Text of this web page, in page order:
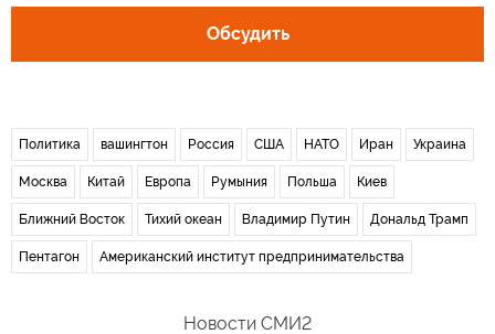
Обсудить
Политика вашингтон Россия США НАТО Иран Украина
Москва Китай Европа Румыния Польша Киев
Ближний Восток Тихий океан Владимир Путин Дональд Трамп
Пентагон Американский институт предпринимательства
Новости СМИ2